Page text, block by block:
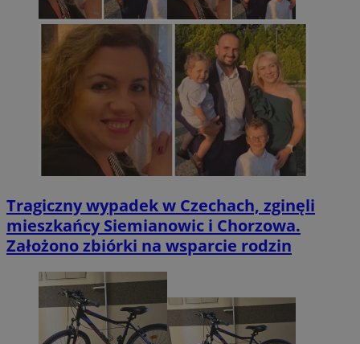
Tragiczny wypadek w Czechach, zginęli
mieszkańcy Siemianowic i Chorzowa.
Założono zbiórki na wsparcie rodzin